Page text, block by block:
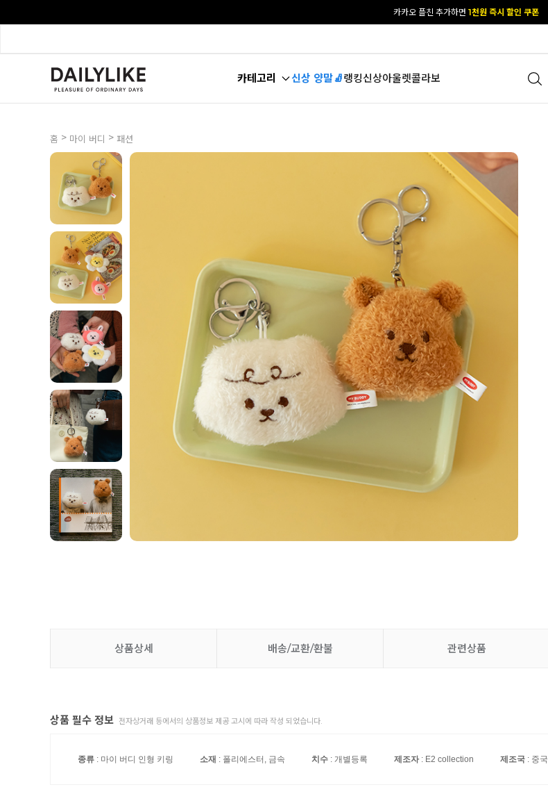
카카오 플친 추가하면 1천원 즉시 할인 쿠폰
카테고리 신상 양말🧦랭킹신상아울렛콜라보
홈 > 마이 버디 > 패션
상품상세 배송/교환/환불 관련상품
상품 필수 정보 전자상거래 등에서의 상품정보 제공 고시에 따라 작성 되었습니다.
종류 : 마이 버디 인형 키링 소재 : 폴리에스터, 금속 치수 : 개별등록 제조자: E2 collection 제조국 : 중국